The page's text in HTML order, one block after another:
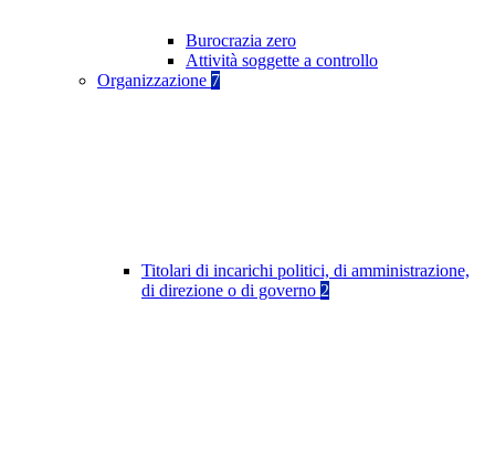
Burocrazia zero
Attività soggette a controllo
Organizzazione 7
Titolari di incarichi politici, di amministrazione,
di direzione o di governo 2